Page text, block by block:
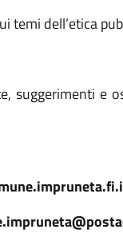
temi dell’etica
suggerimenti e